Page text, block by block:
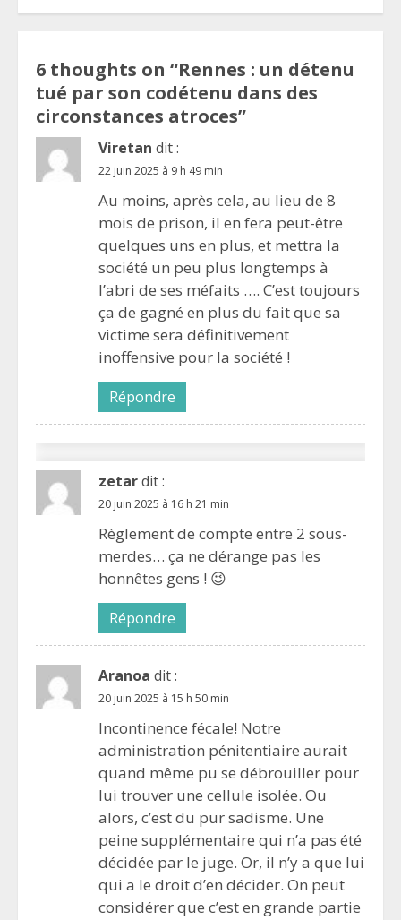
6 thoughts on “Rennes : un détenu
tué par son codétenu dans des
circonstances atroces”
Viretan dit :
22 juin 2025 à 9 h 49 min
Au moins, après cela, au lieu de 8
mois de prison, il en fera peut-être
quelques uns en plus, et mettra la
société un peu plus longtemps à
l’abri de ses méfaits …. C’est toujours
ça de gagné en plus du fait que sa
victime sera définitivement
inoffensive pour la société !
Répondre
zetardit :
20 juin 2025 à 16 h 21 min
Règlement de compte entre 2 sous-
merdes… ça ne dérange pas les
honnêtes gens ! 😉
Répondre
Aranoa dit :
20 juin 2025 à 15 h 50 min
Incontinence fécale! Notre
administration pénitentiaire aurait
quand même pu se débrouiller pour
lui trouver une cellule isolée. Ou
alors, c’est du pur sadisme. Une
peine supplémentaire qui n’a pas été
décidée par le juge. Or, il n’y a que lui
qui a le droit d’en décider. On peut
considérer que c’est en grande partie